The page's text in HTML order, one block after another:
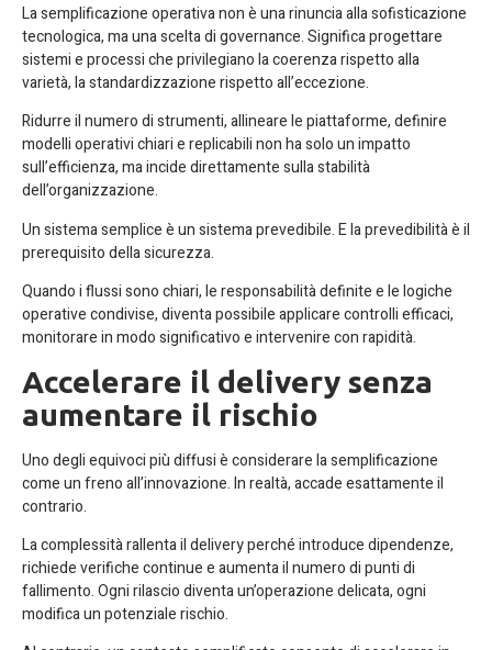
La semplificazione operativa non è una rinuncia alla sofisticazione
tecnologica, ma una scelta di governance. Significa progettare
sistemi e processi che privilegiano la coerenza rispetto alla
varietà, la standardizzazione rispetto all’eccezione.
Ridurre il numero di strumenti, allineare le piattaforme, definire
modelli operativi chiari e replicabili non ha solo un impatto
sull’efficienza, ma incide direttamente sulla stabilità
dell’organizzazione.
Un sistema semplice è un sistema prevedibile. E la prevedibilità è il
prerequisito della sicurezza.
Quando i flussi sono chiari, le responsabilità definite e le logiche
operative condivise, diventa possibile applicare controlli efficaci,
monitorare in modo significativo e intervenire con rapidità.
Accelerare il delivery senza
aumentare il rischio
Uno degli equivoci più diffusi è considerare la semplificazione
come un freno all’innovazione. In realtà, accade esattamente il
contrario.
La complessità rallenta il delivery perché introduce dipendenze,
richiede verifiche continue e aumenta il numero di punti di
fallimento. Ogni rilascio diventa un’operazione delicata, ogni
modifica un potenziale rischio.